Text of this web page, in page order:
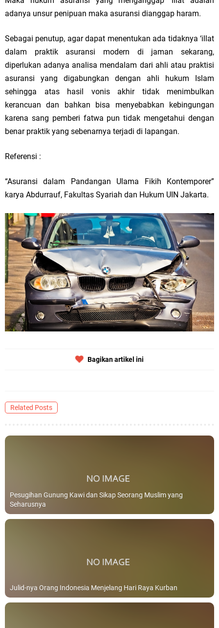
adanya unsur penipuan maka asuransi dianggap haram.
Sebagai penutup, agar dapat menentukan ada tidaknya ‘illat
dalam praktik asuransi modern di jaman sekarang,
diperlukan adanya analisa mendalam dari ahli atau praktisi
asuransi yang digabungkan dengan ahli hukum Islam
sehingga atas hasil vonis akhir tidak menimbulkan
kerancuan dan bahkan bisa menyebabkan kebingungan
karena sang pemberi fatwa pun tidak mengetahui dengan
benar praktik yang sebenarnya terjadi di lapangan.
Referensi :
“Asuransi dalam Pandangan Ulama Fikih Kontemporer”
karya Abdurrauf, Fakultas Syariah dan Hukum UIN Jakarta.
Bagikan artikel ini
Related Posts
Pesugihan Gunung Kawi dan Sikap Seorang Muslim yang
Seharusnya
Julid-nya Orang Indonesia Menjelang Hari Raya Kurban